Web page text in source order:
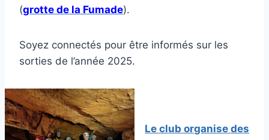
(grotte de la Fumade).
Soyez connectés pour être informés sur les
sorties de l’année 2025.
Le club organise des